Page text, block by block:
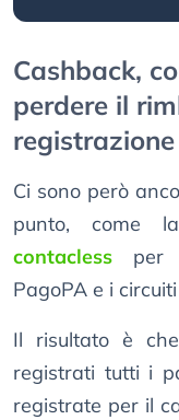
Cashback,
perdere il
Ci sono però
punto, come
contacless per
PagoPA e i
Il risultato è
registrati tutti i
registrate per il